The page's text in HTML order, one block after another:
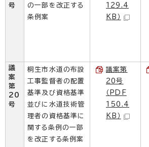
号
の一部を改正する
条例案
129.4
KB）
議
案
第
20
号
桐生市水道の布設
工事監督者の配置
基準及び資格基準
並びに水道技術管
理者の資格基準に
関する条例の一部
を改正する条例案
議案第
20号
（PDF
150.4
KB）